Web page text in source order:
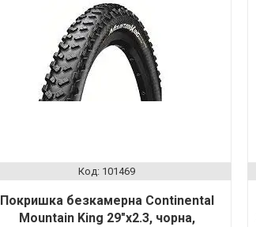
101469
Покришка безкамерна Continental
Mountain King 29"x2.3, чорна,